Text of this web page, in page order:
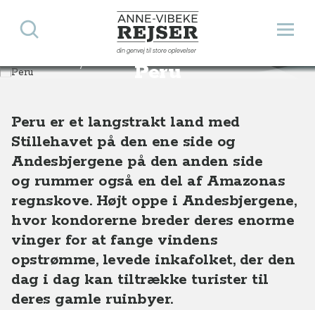
Anne-Vibeke Rejser
din genvej til store oplevelser
Åbn
Søg
Peru
Destinationer Sydamerika Peru
Peru er et langstrakt land med
Stillehavet på den ene side og
Andesbjergene på den anden side
og rummer også en del af Amazonas
regnskove. Højt oppe i Andesbjergene,
hvor kondorerne breder deres enorme
vinger for at fange vindens
opstrømme, levede inkafolket, der den
dag i dag kan tiltrække turister til
deres gamle ruinbyer.